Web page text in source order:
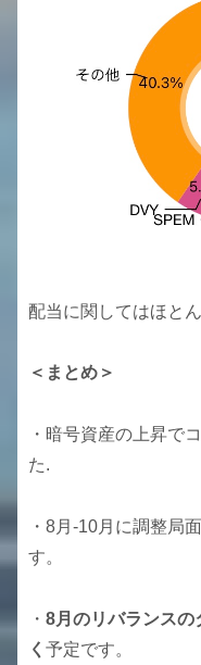
配当に関してはほと
＜まとめ＞
・暗号資産の上昇で
た.
・8月-10月に調整局
す。
・ 8月のリバランスの
く 予定です。